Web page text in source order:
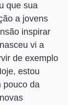
que sua
a jovens
inspirar
vi a
de exemplo
estou
pouco da